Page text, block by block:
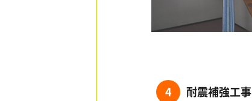
4 耐震補強工事